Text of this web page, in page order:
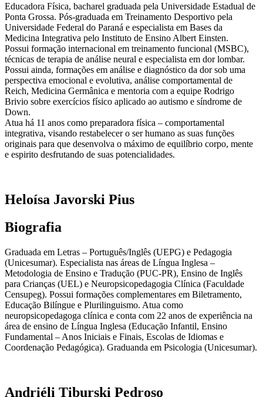
Educadora Física, bacharel graduada pela Universidade Estadual de
Ponta Grossa. Pós-graduada em Treinamento Desportivo pela
Universidade Federal do Paraná e especialista em Bases da
Medicina Integrativa pelo Instituto de Ensino Albert Einsten.
Possui formação internacional em treinamento funcional (MSBC),
técnicas de terapia de análise neural e especialista em dor lombar.
Possui ainda, formações em análise e diagnóstico da dor sob uma
perspectiva emocional e evolutiva, análise comportamental de
Reich, Medicina Germânica e mentoria com a equipe Rodrigo
Brivio sobre exercícios físico aplicado ao autismo e síndrome de
Down.
Atua há 11 anos como preparadora física – comportamental
integrativa, visando restabelecer o ser humano as suas funções
originais para que desenvolva o máximo de equilíbrio corpo, mente
e espirito desfrutando de suas potencialidades.
Heloísa Javorski Pius
Biografia
Graduada em Letras – Português/Inglês (UEPG) e Pedagogia
(Unicesumar). Especialista nas áreas de Língua Inglesa –
Metodologia de Ensino e Tradução (PUC-PR), Ensino de Inglês
para Crianças (UEL) e Neuropsicopedagogia Clínica (Faculdade
Censupeg). Possui formações complementares em Biletramento,
Educação Bilíngue e Plurilinguismo. Atua como
neuropsicopedagoga clínica e conta com 22 anos de experiência na
área de ensino de Língua Inglesa (Educação Infantil, Ensino
Fundamental – Anos Iniciais e Finais, Escolas de Idiomas e
Coordenação Pedagógica). Graduanda em Psicologia (Unicesumar).
Andriéli Tiburski Pedroso